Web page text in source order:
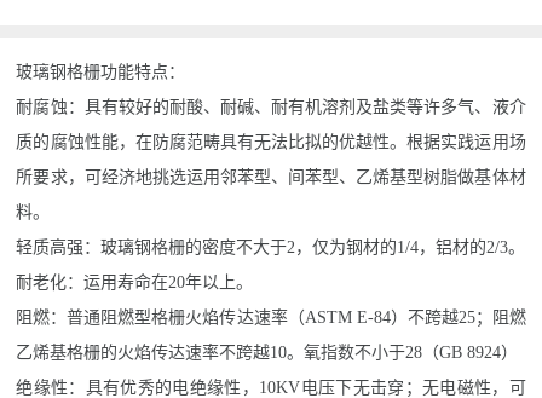
玻璃钢格栅功能特点：
耐腐蚀：具有较好的耐酸、耐碱、耐有机溶剂及盐类等许多气、液介
质的腐蚀性能，在防腐范畴具有无法比拟的优越性。根据实践运用场
所要求，可经济地挑选运用邻苯型、间苯型、乙烯基型树脂做基体材
料。
轻质高强：玻璃钢格栅的密度不大于2，仅为钢材的1/4，铝材的2/3。
耐老化：运用寿命在20年以上。
阻燃：普通阻燃型格栅火焰传达速率（ASTM E-84）不跨越25；阻燃
乙烯基格栅的火焰传达速率不跨越10。氧指数不小于28（GB 8924）
绝缘性：具有优秀的电绝缘性，10KV电压下无击穿；无电磁性，可